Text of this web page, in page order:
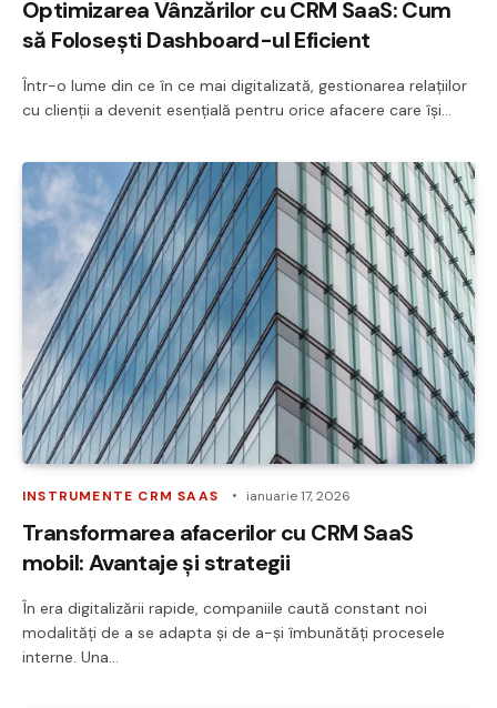
Optimizarea Vânzărilor cu CRM SaaS: Cum
să Folosești Dashboard-ul Eficient
Într-o lume din ce în ce mai digitalizată, gestionarea relațiilor
cu clienții a devenit esențială pentru orice afacere care își…
INSTRUMENTE CRM SAAS ianuarie 17, 2026
Transformarea afacerilor cu CRM SaaS
mobil: Avantaje și strategii
În era digitalizării rapide, companiile caută constant noi
modalități de a se adapta și de a-și îmbunătăți procesele
interne. Una…